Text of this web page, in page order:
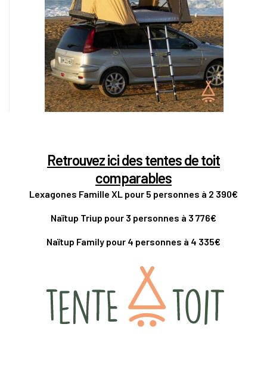
Retrouvez ici des tentes de toit
comparables
Lexagones Famille XL pour 5 personnes à 2 390€
Naïtup Triup pour 3 personnes à 3 776€
Naïtup Family pour 4 personnes à 4 335€